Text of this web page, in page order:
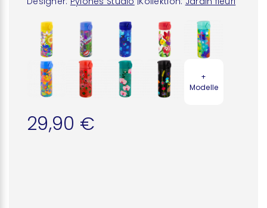
+
Modelle
29,90 €